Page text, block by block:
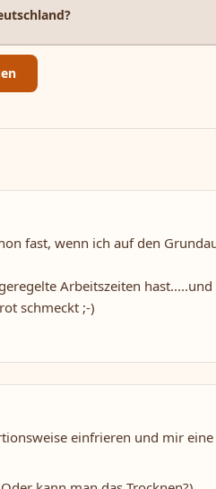
fast, wenn ich auf den
Arbeitszeiten
schmeckt ;-)
einfrieren und mir